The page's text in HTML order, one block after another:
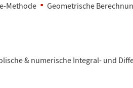
Methode Geometrische
& numerische Integral- und